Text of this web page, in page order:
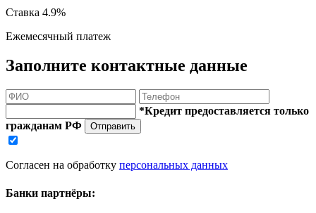
Ставка 4.9%
Ежемесячный платеж
Заполните контактные данные
*Кредит предоставляется только
гражданам РФ
Отправить
Согласен на обработку персональных данных
Банки партнёры: